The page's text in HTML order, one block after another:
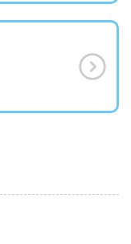
czekają
